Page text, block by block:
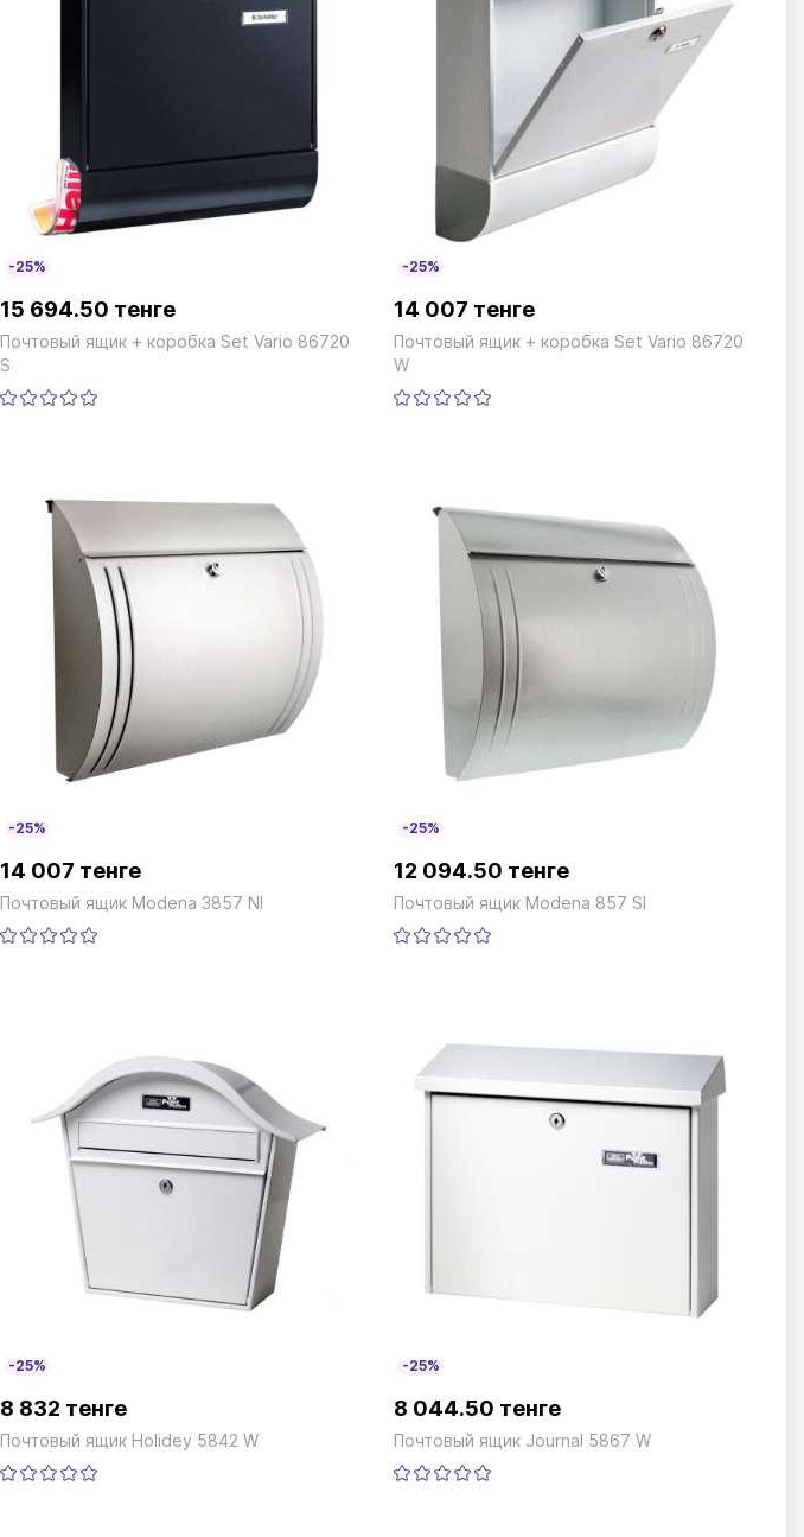
-25%
15 694.50 тенге
Почтовый ящик + коробка Set Vario 86720
S
-25%
14 007 тенге
Почтовый ящик + коробка Set Vario 86720
W
-25%
14 007 тенге
Почтовый ящик Modena 3857 NI
-25%
12 094.50 тенге
Почтовый ящик Modena 857 SI
-25%
8 832 тенге
Почтовый ящик Holidey 5842 W
-25%
8 044.50 тенге
Почтовый ящик Journal 5867 W